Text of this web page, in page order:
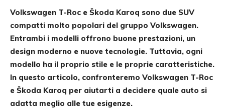
Volkswagen T-Roc e Škoda Karoq sono due SUV
compatti molto popolari del gruppo Volkswagen.
Entrambi i modelli offrono buone prestazioni, un
design moderno e nuove tecnologie. Tuttavia, ogni
modello ha il proprio stile e le proprie caratteristiche.
In questo articolo, confronteremo Volkswagen T-Roc
e Škoda Karoq per aiutarti a decidere quale auto si
adatta meglio alle tue esigenze.